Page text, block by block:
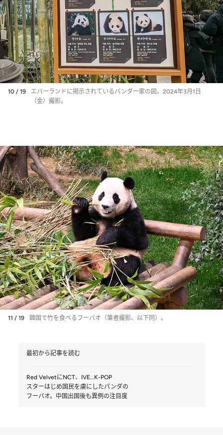
10 / 19
エバーランドに掲示されているパンダ一家の図。2024年3月1日
（金）撮影。
11 / 19 韓国で竹を食べるフーバオ（筆者撮影、以下同）。
最初から記事を読む
Red VelvetにNCT、IVE…K-POP
スターはじめ国民を虜にしたパンダの
フーバオ。中国出国後も異例の注目度